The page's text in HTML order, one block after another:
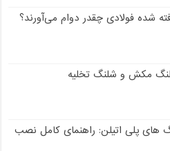
شده فولادی چقدر دوام می‌آورند؟
مکش و شلنگ تخلیه
های پلی اتیلن: راهنمای کامل نصب